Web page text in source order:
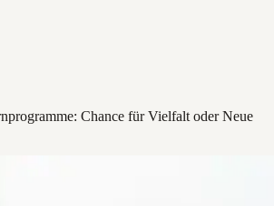
Chance für Vielfalt oder Neue